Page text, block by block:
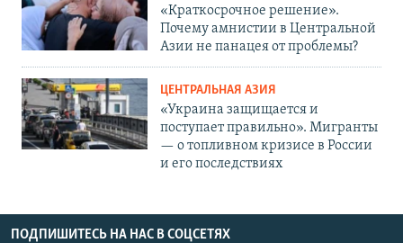
«Краткосрочное решение».
Почему амнистии в Центральной
Азии не панацея от проблемы?
ЦЕНТРАЛЬНАЯ АЗИЯ
«Украина защищается и
поступает правильно». Мигранты
— о топливном кризисе в России
и его последствиях
ПОДПИШИТЕСЬ НА НАС В СОЦСЕТЯХ